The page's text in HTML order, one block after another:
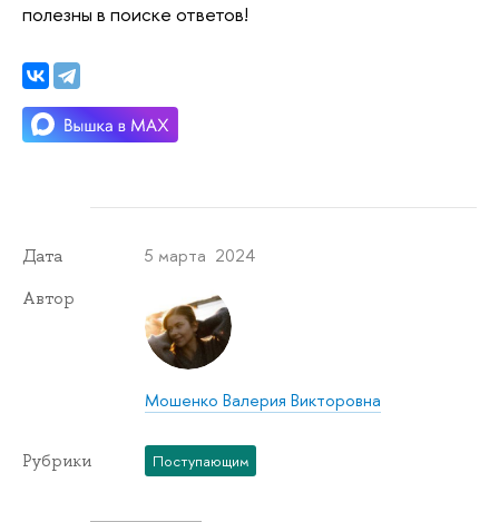
полезны в поиске ответов!
Дата 5 марта 2024
Автор
Мошенко Валерия Викторовна
Рубрики Поступающим